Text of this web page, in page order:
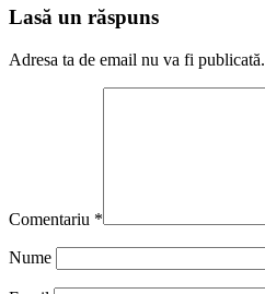
Lasă un răspuns
Adresa ta de email nu va fi publicată.
Comentariu *
Nume